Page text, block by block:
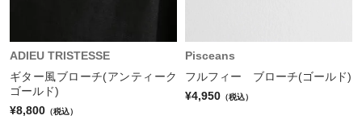
ADIEU TRISTESSE
ギター風ブローチ(アンティーク
ゴールド)
¥8,800 （税込）
Pisceans
フルフィー ブローチ(ゴールド)
¥4,950 （税込）